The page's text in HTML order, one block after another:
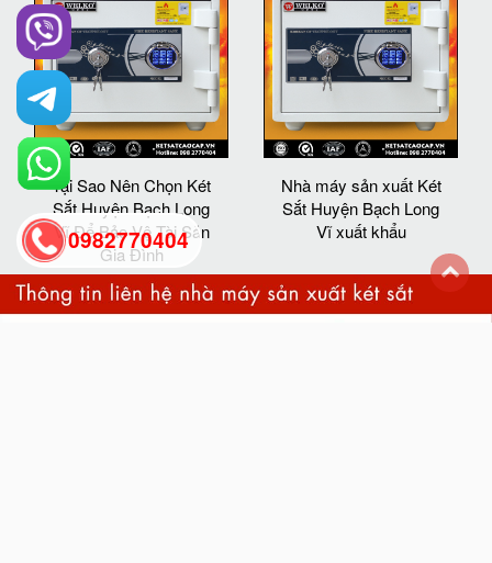
Tại Sao Nên Chọn Két
Sắt Huyện Bạch Long
Vĩ Để Bảo Vệ Tài Sản
Gia Đình
Nhà máy sản xuất Két
Sắt Huyện Bạch Long
Vĩ xuất khẩu
0982770404
back